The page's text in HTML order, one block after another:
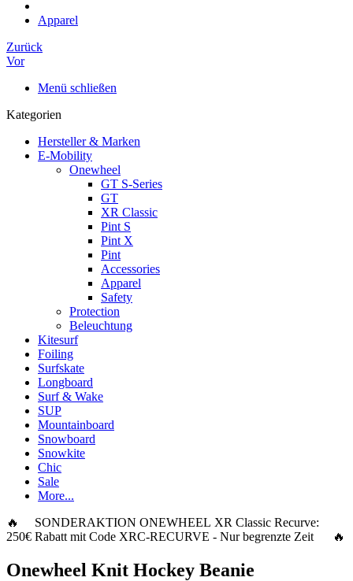
Apparel
Zurück
Vor
Menü schließen
Kategorien
Hersteller & Marken
E-Mobility
Onewheel
GT S-Series
GT
XR Classic
Pint S
Pint X
Pint
Accessories
Apparel
Safety
Protection
Beleuchtung
Kitesurf
Foiling
Surfskate
Longboard
Surf & Wake
SUP
Mountainboard
Snowboard
Snowkite
Chic
Sale
More...
🔥 SONDERAKTION ONEWHEEL XR Classic Recurve:
250€ Rabatt mit Code XRC-RECURVE - Nur begrenzte Zeit 🔥
Onewheel Knit Hockey Beanie